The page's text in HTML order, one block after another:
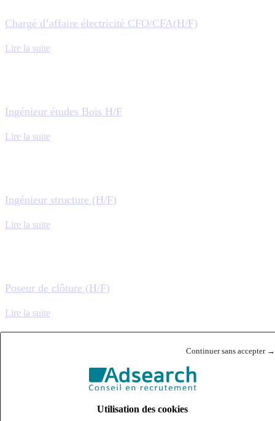
Continuer sans accepter →
Utilisation des cookies
Chargé d’affaire électricité CFO/CFA(H/F)
Lire la suite
Ingénieur études Bois H/F
Lire la suite
Ingénieur structure (H/F)
Lire la suite
Poseur de clôture (H/F)
Lire la suite
Dessinateur projeteur Bois H/F